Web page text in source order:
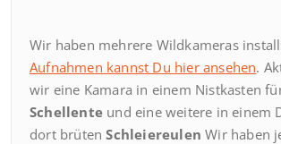
Wir haben mehrere Wildkameras
Aufnahmen kannst Du hier ansehen.
wir eine Kamara in einem Nistkasten
Schellente und eine weitere in einem
dort brütenSchleiereulen Wir haben